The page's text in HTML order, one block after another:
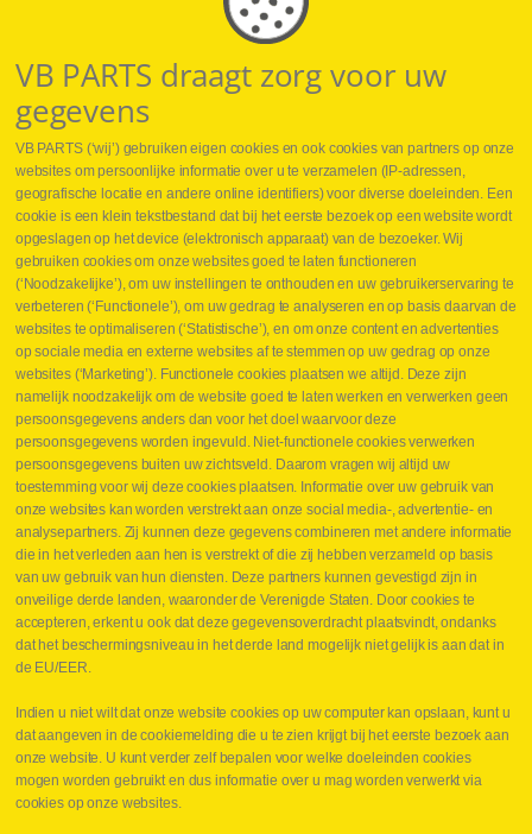
KENNFIXX
13 juni 2025
Kennfixx
ISO A met grip in kleur + stofkap
Lees meer NL
VB PARTS draagt zorg voor uw
gegevens
VB PARTS (‘wij’) gebruiken eigen cookies en ook cookies van partners op onze
websites om persoonlijke informatie over u te verzamelen (IP-adressen,
geografische locatie en andere online identifiers) voor diverse doeleinden. Een
cookie is een klein tekstbestand dat bij het eerste bezoek op een website wordt
opgeslagen op het device (elektronisch apparaat) van de bezoeker. Wij
gebruiken cookies om onze websites goed te laten functioneren
(‘Noodzakelijke’), om uw instellingen te onthouden en uw gebruikerservaring te
verbeteren (‘Functionele’), om uw gedrag te analyseren en op basis daarvan de
websites te optimaliseren (‘Statistische’), en om onze content en advertenties
op sociale media en externe websites af te stemmen op uw gedrag op onze
websites (‘Marketing’). Functionele cookies plaatsen we altijd. Deze zijn
namelijk noodzakelijk om de website goed te laten werken en verwerken geen
persoonsgegevens anders dan voor het doel waarvoor deze
persoonsgegevens worden ingevuld. Niet-functionele cookies verwerken
persoonsgegevens buiten uw zichtsveld. Daarom vragen wij altijd uw
toestemming voor wij deze cookies plaatsen. Informatie over uw gebruik van
onze websites kan worden verstrekt aan onze social media-, advertentie- en
analysepartners. Zij kunnen deze gegevens combineren met andere informatie
die in het verleden aan hen is verstrekt of die zij hebben verzameld op basis
van uw gebruik van hun diensten. Deze partners kunnen gevestigd zijn in
onveilige derde landen, waaronder de Verenigde Staten. Door cookies te
accepteren, erkent u ook dat deze gegevensoverdracht plaatsvindt, ondanks
dat het beschermingsniveau in het derde land mogelijk niet gelijk is aan dat in
de EU/EER.
Indien u niet wilt dat onze website cookies op uw computer kan opslaan, kunt u
dat aangeven in de cookiemelding die u te zien krijgt bij het eerste bezoek aan
onze website. U kunt verder zelf bepalen voor welke doeleinden cookies
mogen worden gebruikt en dus informatie over u mag worden verwerkt via
cookies op onze websites.